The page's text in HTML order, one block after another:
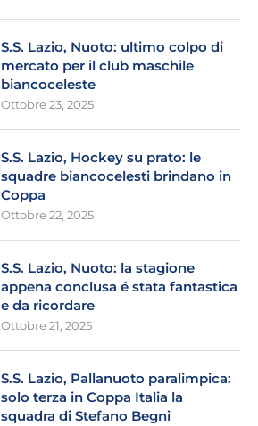
S.S. Lazio, Nuoto: ultimo colpo di
mercato per il club maschile
biancoceleste
Ottobre 23, 2025
S.S. Lazio, Hockey su prato: le
squadre biancocelesti brindano in
Coppa
Ottobre 22, 2025
S.S. Lazio, Nuoto: la stagione
appena conclusa é stata fantastica
e da ricordare
Ottobre 21, 2025
S.S. Lazio, Pallanuoto paralimpica:
solo terza in Coppa Italia la
squadra di Stefano Begni